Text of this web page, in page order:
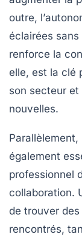
outre, l’
éclairées
renforce la
elle, est la clé
son secteur et
nouvelles.
Parallèlement,
également
professionnel
collaboration.
de trouver
rencontrés,